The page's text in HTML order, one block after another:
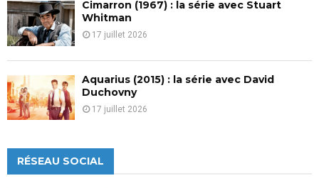
Cimarron (1967) : la série avec Stuart
Whitman
17 juillet 2026
Aquarius (2015) : la série avec David
Duchovny
17 juillet 2026
RÉSEAU SOCIAL